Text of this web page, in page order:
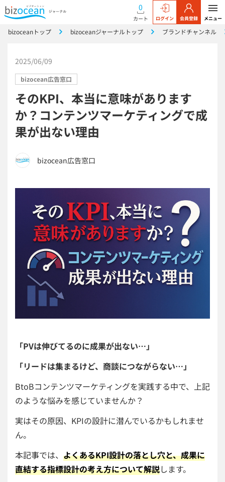
0
カート ログイン 会員登録 メニュー
bizoceanトップ bizoceanジャーナルトップ ブランドチャンネル
2025/06/09
bizocean広告窓口
そのKPI、本当に意味があります
か？コンテンツマーケティングで成
果が出ない理由
bizocean広告窓口
「PVは伸びてるのに成果が出ない…」
「リードは集まるけど、商談につながらない…」
BtoBコンテンツマーケティングを実践する中で、上記
のような悩みを感じていませんか？
実はその原因、KPIの設計に潜んでいるかもしれませ
ん。
本記事では、 よくあるKPI設計の落とし穴と、成果に
直結する指標設計の考え方について解説します。